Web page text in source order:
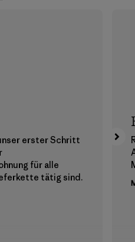
erster Schritt
für alle
tätig sind.